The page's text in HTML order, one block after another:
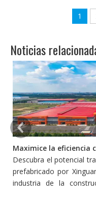
1
Noticias
Descubra el potencial
prefabricado por
industria de la